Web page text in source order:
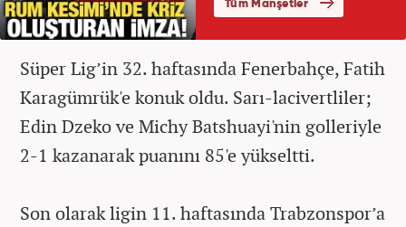
Süper Lig’in 32. haftasında Fenerbahçe, Fatih
Karagümrük'e konuk oldu. Sarı-lacivertliler;
Edin Dzeko ve Michy Batshuayi'nin golleriyle
2-1 kazanarak puanını 85'e yükseltti.
Son olarak ligin 11. haftasında Trabzonspor’a